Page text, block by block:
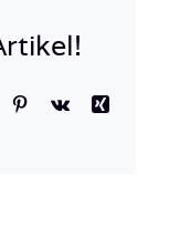
Pinterest
Vk
Xing